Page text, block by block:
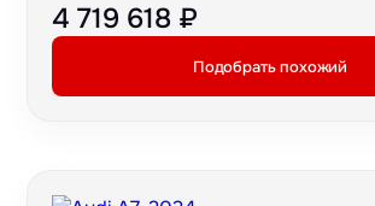
4 719 618 ₽
Подобрать похожий